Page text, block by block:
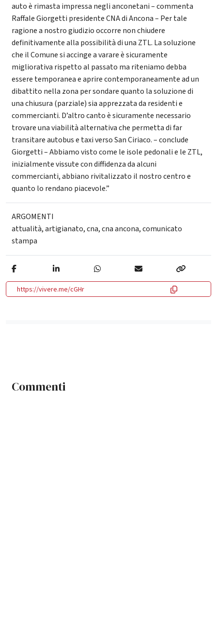
auto è rimasta impressa negli anconetani – commenta
Raffale Giorgetti presidente CNA di Ancona – Per tale
ragione a nostro giudizio occorre non chiudere
definitivamente alla possibilità di una ZTL. La soluzione
che il Comune si accinge a varare è sicuramente
migliorativa rispetto al passato ma riteniamo debba
essere temporanea e aprire contemporaneamente ad un
dibattito nella zona per sondare quanto la soluzione di
una chiusura (parziale) sia apprezzata da residenti e
commercianti. D’altro canto è sicuramente necessario
trovare una viabilità alternativa che permetta di far
transitare autobus e taxi verso San Ciriaco. – conclude
Giorgetti – Abbiamo visto come le isole pedonali e le ZTL,
inizialmente vissute con diffidenza da alcuni
commercianti, abbiano rivitalizzato il nostro centro e
quanto lo rendano piacevole.”
ARGOMENTI
attualità,artigianato,cna,cna ancona,comunicato
stampa
https://vivere.me/cGHr
Commenti